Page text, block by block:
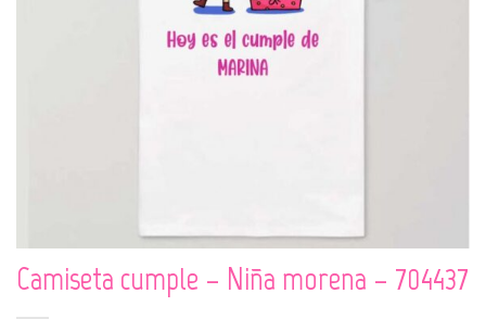
Camiseta cumple – Niña morena – 704437